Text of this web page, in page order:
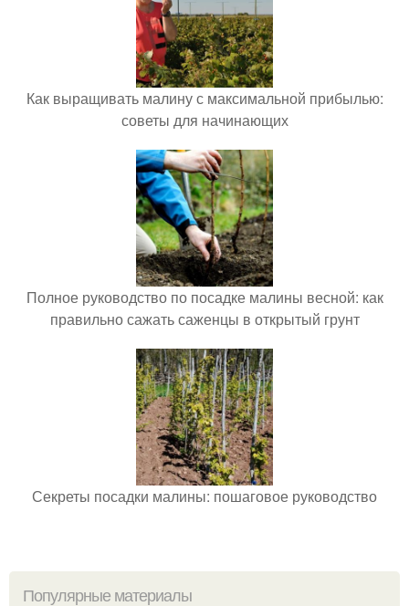
Как выращивать малину с максимальной прибылью:
советы для начинающих
Полное руководство по посадке малины весной: как
правильно сажать саженцы в открытый грунт
Секреты посадки малины: пошаговое руководство
Популярные материалы